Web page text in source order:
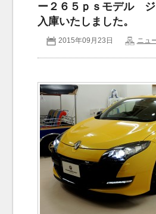
アクセス
お問い合わせ
ー２６５ｐｓモデル ジ
入庫いたしました。
2015年09月23日 ニュ